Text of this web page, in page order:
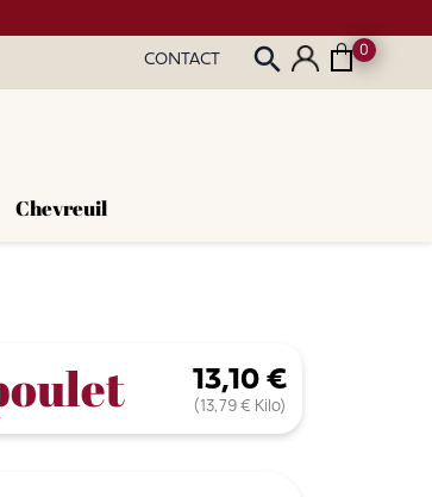
CONTACT search 0
Chevreuil
13,10 €
(13,79 € Kilo)